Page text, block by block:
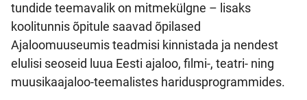
tundide teemavalik on mitmekülgne – lisaks
koolitunnis õpitule saavad õpilased
Ajaloomuuseumis teadmisi kinnistada ja nendest
elulisi seoseid luua Eesti ajaloo, filmi-, teatri- ning
muusikaajaloo-teemalistes haridusprogrammides.